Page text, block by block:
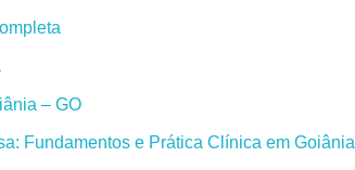
– GO
Fundamentos e Prática Clínica em Goiânia